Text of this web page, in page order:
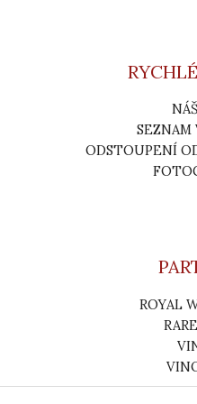
SEZNAM
ODSTOUPENÍ
ROYAL